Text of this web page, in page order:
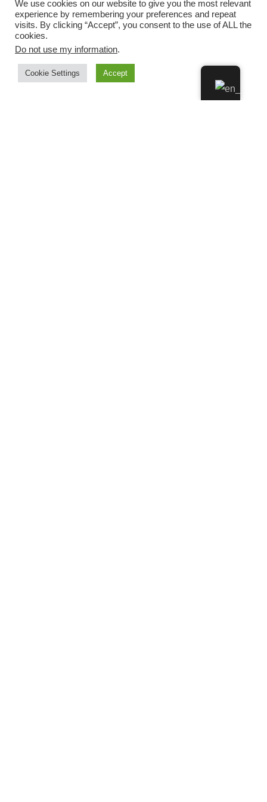
We use cookies on our website to give you the most relevant
experience by remembering your preferences and repeat
visits. By clicking “Accept”, you consent to the use of ALL the
cookies.
Do not use my information.
Cookie Settings Accept